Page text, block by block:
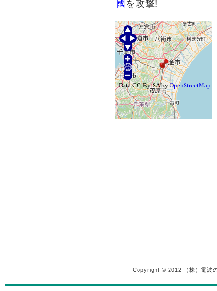
國 を攻撃!
Copyright © 2012 （株）電波